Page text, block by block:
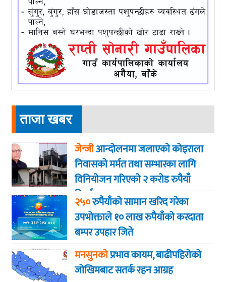
ताजा खबर
जेन्जीआन्दोलनमा जलाएकाे कोइराला
निवासको मर्मत तथा सम्भारका लागि
विनियोजन गरिएको २ करोड रुपैयाँ
फिर्ता
२५०रुपैयाँको सामान खरिद गरेका
उपभोक्ताले १० लाख रुपैयाँको करदाता
बम्पर उपहार जिते
मनसुनकोप्रभाव कायम, बाढीपहिरोको
जोखिमबाट सतर्क रहन आग्रह